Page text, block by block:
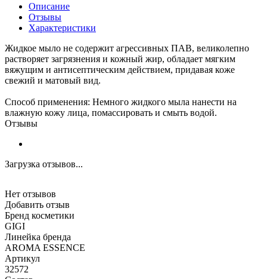
Описание
Отзывы
Характеристики
Жидкое мыло не содержит агрессивных ПАВ, великолепно
растворяет загрязнения и кожный жир, обладает мягким
вяжущим и антисептическим действием, придавая коже
свежий и матовый вид.
Способ применения: Немного жидкого мыла нанести на
влажную кожу лица, помассировать и смыть водой.
Отзывы
Загрузка отзывов...
Нет отзывов
Добавить отзыв
Бренд косметики
GIGI
Линейка бренда
AROMA ESSENCE
Артикул
32572